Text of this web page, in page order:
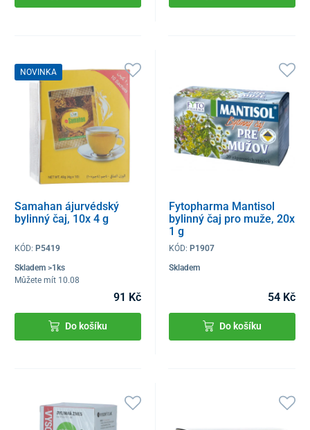
NOVINKA
Samahan ájurvédský
bylinný čaj, 10x 4 g
KÓD: P5419
Skladem >1ks
Můžete mít 10.08
91 Kč
Do košíku
Fytopharma Mantisol
bylinný čaj pro muže, 20x
1 g
KÓD:P1907
Skladem
54 Kč
Do košíku